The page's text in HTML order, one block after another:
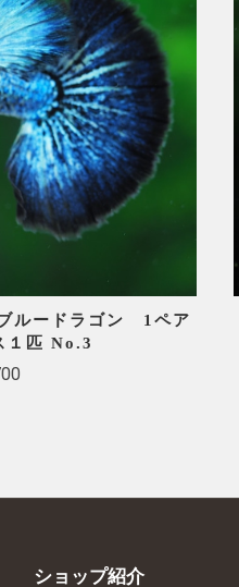
ルードラゴン 1ペア
１匹 No.3
ショップ紹介